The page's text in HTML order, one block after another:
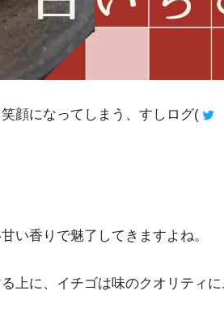
顔になってしまう、すしログ(
い香りで魅了してきますよね。
上に、イチゴは味のクオリティ